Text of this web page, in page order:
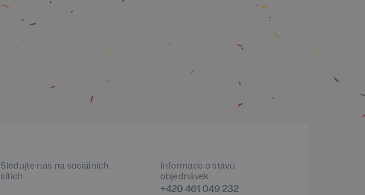
Sledujte nás na sociálních
sítích
Informace o stavu
objednávek
+420 461 049 232